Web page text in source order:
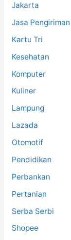
Jakarta
Jasa Pengiriman
Kartu Tri
Kesehatan
Komputer
Kuliner
Lampung
Lazada
Otomotif
Pendidikan
Perbankan
Pertanian
Serba Serbi
Shopee